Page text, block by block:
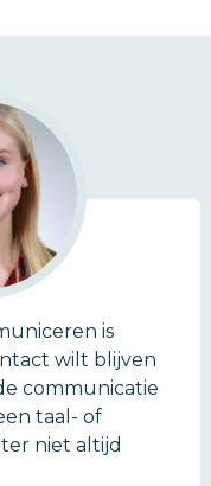
is
wilt blijven
communicatie
taal- of
niet altijd